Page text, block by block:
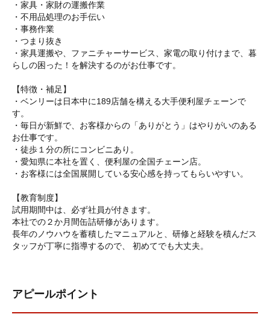
・家具・家財の運搬作業
・不用品処理のお手伝い
・事務作業
・つまり抜き
・家具運搬や、ファニチャーサービス、家電の取り付けまで、暮
らしの困った！を解決するのがお仕事です。
【特徴・補足】
・ベンリーは日本中に189店舗を構える大手便利屋チェーンで
す。
・毎日が新鮮で、お客様からの「ありがとう」はやりがいのある
お仕事です。
・徒歩１分の所にコンビニあり。
・愛知県に本社を置く、便利屋の全国チェーン店。
・お客様には全国展開している安心感を持ってもらいやすい。
【教育制度】
試用期間中は、必ず社員が付きます。
本社での２か月間缶詰研修があります。
長年のノウハウを蓄積したマニュアルと、研修と経験を積んだス
タッフが丁寧に指導するので、 初めてでも大丈夫。
アピールポイント